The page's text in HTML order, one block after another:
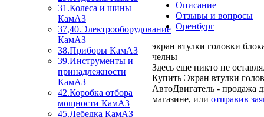
31.Колеса и шины
КамАЗ
37,40.Электрооборудование
КамАЗ
38.Приборы КамАЗ
39.Инструменты и
принадлежности
КамАЗ
42.Коробка отбора
мощности КамАЗ
45.Лебедка КамАЗ
Описание
Отзывы и вопросы
Оренбург
экран втулки головки
челны
Здесь еще никто не
Купить Экран втулки
АвтоДвигатель - продажа
магазине, или отправив